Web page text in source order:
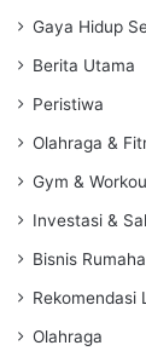
Gaya Hidup
Berita Utama
Peristiwa
Olahraga &
Gym &
Investasi &
Bisnis
Rekomendasi
Olahraga